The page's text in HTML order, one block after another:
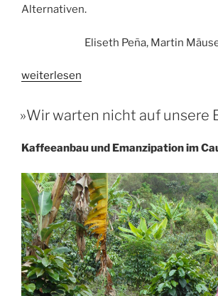
Alternativen.
Eliseth Peña, Martin
„Kaffee
Koka?“
weiterlesen
»Wir warten nicht auf unsere
Kaffeeanbau und Emanzipation im